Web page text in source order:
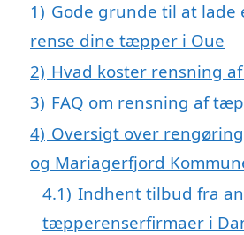
1) Gode grunde til at lade
rense dine tæpper i Oue
2) Hvad koster rensning
3) FAQ om rensning af
4) Oversigt over
og Mariagerfjord
4.1) Indhent tilbud fra
tæpperenserfirmaer i